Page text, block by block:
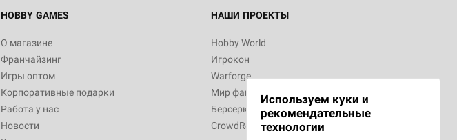
HOBBY GAMES
О магазине
Франчайзинг
Игры оптом
Корпоративные подарки
Работа у нас
Новости
НАШИ ПРОЕКТЫ
Hobby World
Игрокон
Warforge
Мир фантастики
Берсерк
CrowdRepublic
Используем куки и
рекомендательные
технологии
12 990
Настольная игра Hobby World Ужас
3 490